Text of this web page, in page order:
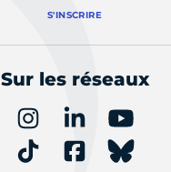
S'INSCRIRE
Sur les réseaux